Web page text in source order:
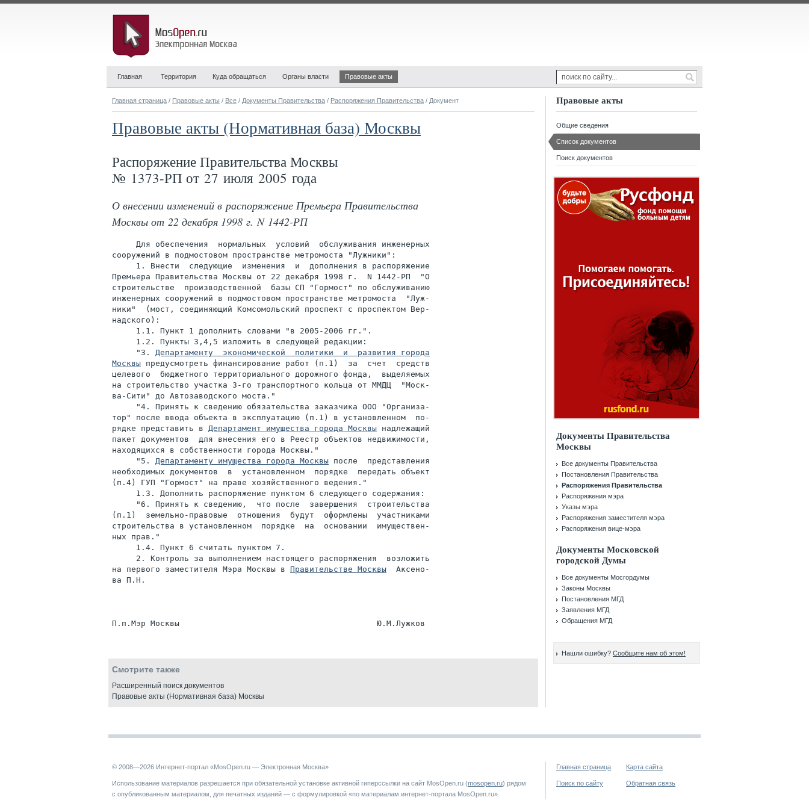
Главная Территория Куда обращаться Органы власти Правовые акты
Главная страница / Правовые акты / Все / Документы Правительства / Распоряжения Правительства / Документ
Правовые акты (Нормативная база) Москвы
Распоряжение Правительства Москвы
№ 1373-РП от 27 июля 2005 года
О внесении изменений в распоряжение Премьера Правительства
Москвы от 22 декабря 1998 г. N 1442-РП
     Для обеспечения  нормальных  условий  обслуживания инженерных
сооружений в подмостовом пространстве метромоста "Лужники":
     1. Внести  следующие  изменения  и  дополнения в распоряжение
Премьера Правительства Москвы от 22 декабря 1998 г.  N 1442-РП  "О
строительстве  производственной  базы СП "Гормост" по обслуживанию
инженерных сооружений в подмостовом пространстве метромоста  "Луж-
ники"  (мост, соединяющий Комсомольский проспект с проспектом Вер-
надского):
     1.1. Пункт 1 дополнить словами "в 2005-2006 гг.".
     1.2. Пункты 3,4,5 изложить в следующей редакции:
     "3.
Департаменту  экономической  политики  и  развития города
Москвы предусмотреть финансирование работ (п.1)  за  счет  средств
целевого  бюджетного территориального дорожного фонда,  выделяемых
на строительство участка 3-го транспортного кольца от ММДЦ  "Моск-
ва-Сити" до Автозаводского моста."
     "4. Принять к сведению обязательства заказчика ООО "Организа-
тор" после ввода объекта в эксплуатацию (п.1) в установленном  по-
рядке представить в Департамент имущества города Москвы надлежащий
пакет документов  для внесения его в Реестр объектов недвижимости,
находящихся в собственности города Москвы."
     "5.
Департаменту имущества города Москвы после  представления
необходимых документов  в  установленном  порядке  передать объект
(п.4) ГУП "Гормост" на праве хозяйственного ведения."
     1.3. Дополнить распоряжение пунктом 6 следующего содержания:
     "6. Принять к сведению,  что после  завершения  строительства
(п.1)  земельно-правовые  отношения  будут  оформлены  участниками
строительства в установленном  порядке  на  основании  имуществен-
ных прав."
     1.4. Пункт 6 считать пунктом 7.
     2. Контроль за выполнением настоящего распоряжения  возложить
на первого заместителя Мэра Москвы в Правительстве Москвы
  Аксено-
ва П.Н.
Смотрите также
Расширенный поиск документов
Правовые акты (Нормативная база) Москвы
Правовые акты
Общие сведения
Список документов
Поиск документов
Документы Правительства
Москвы
Все документы Правительства
Постановления Правительства
Распоряжения Правительства
Распоряжения мэра
Указы мэра
Распоряжения заместителя мэра
Распоряжения вице-мэра
Документы Московской
городской Думы
Все документы Мосгордумы
Законы Москвы
Постановления МГД
Заявления МГД
Обращения МГД
Нашли ошибку? Сообщите нам об этом!
© 2008—2026 Интернет-портал «MosOpen.ru — Электронная Москва»
Использование материалов разрешается при обязательной установке активной гиперссылки на сайт MosOpen.ru (mosopen.ru) рядом
с опубликованным материалом, для печатных изданий — с формулировкой «по материалам интернет-портала MosOpen.ru».
Главная страница Карта сайта
Поиск по сайту Обратная связь